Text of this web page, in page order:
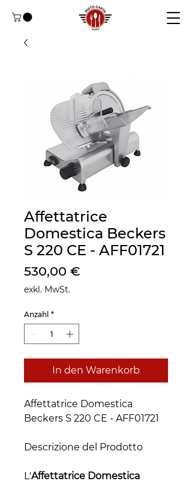
Affettatrice
Domestica Beckers
S 220 CE - AFF01721
530,00 €
exkl. MwSt.
Anzahl *
In den Warenkorb
Affettatrice Domestica
Beckers S 220 CE - AFF01721
Descrizione del Prodotto
L'Affettatrice Domestica